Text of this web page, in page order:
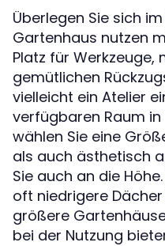
Überlegen Sie sich
Gartenhaus nutzen
Platz für Werkzeuge,
gemütlichen
vielleicht ein Atelier
verfügbaren Raum
wählen Sie eine
als auch ästhetisch
Sie auch an die
oft niedrigere
größere
bei der Nutzung